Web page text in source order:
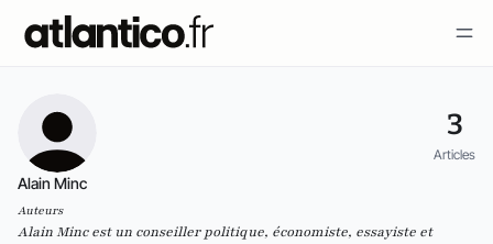
3
Articles
Alain Minc
Auteurs
Alain Minc est un conseiller politique, économiste, essayiste et